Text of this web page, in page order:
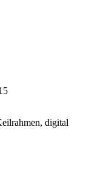
digital